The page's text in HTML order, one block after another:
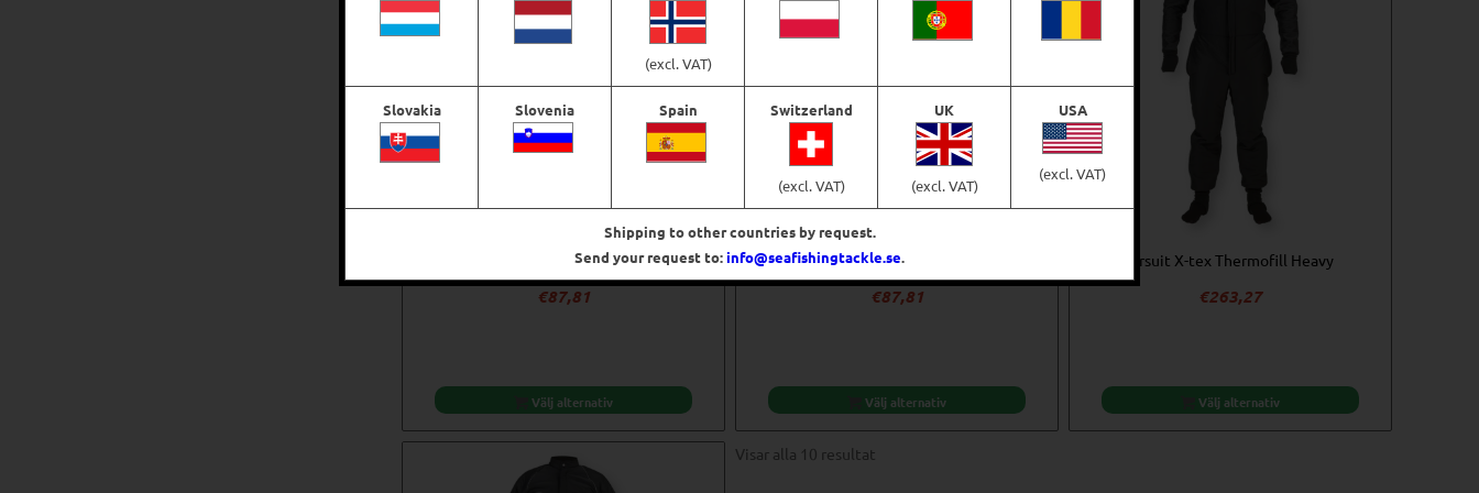
Vision Nalle Fleece Jacket
€87,81
Välj alternativ
Vision Nalle Fleece Jacket – Blue
€87,81
Välj alternativ
Ursuit X-tex Thermofill Heavy
€263,27
Välj alternativ
Visar alla 10 resultat
(excl. VAT)
Slovakia Slovenia Spain Switzerland
(excl. VAT)
UK
(excl. VAT)
USA
(excl. VAT)
Shipping to other countries by request.
Send your request to:info@seafishingtackle.se.